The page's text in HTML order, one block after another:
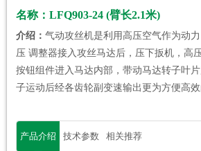
名称：LFQ903-24 (臂长2.1米)
介绍： 气动攻丝机是利用高压空气作为动
压 调整器接入攻丝马达后，压下扳机，高
按钮组件进入马达内部，带动马达转子叶
子运动后经各齿轮副变速输出更为方便高效
产品介绍 技术参数 相关推荐